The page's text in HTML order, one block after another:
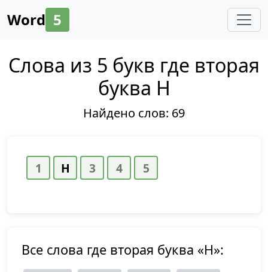
Word 5
Слова из 5 букв где вторая
буква Н
Найдено слов: 69
Все слова где вторая буква «Н»: